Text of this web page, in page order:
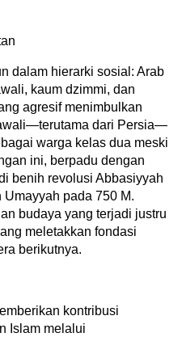
dalam hierarki sosial: Arab
kaum dzimmi, dan
agresif menimbulkan
dari Persia—
warga kelas dua meski
ini, berpadu dengan
benih revolusi Abbasiyyah
pada 750 M.
budaya yang terjadi justru
meletakkan fondasi
berikutnya.
kontribusi
Islam melalui